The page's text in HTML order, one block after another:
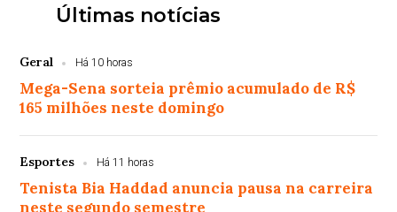
Últimas notícias
Geral Há 10 horas
Mega-Sena sorteia prêmio acumulado de R$
165 milhões neste domingo
Esportes Há 11 horas
Tenista Bia Haddad anuncia pausa na carreira
neste segundo semestre